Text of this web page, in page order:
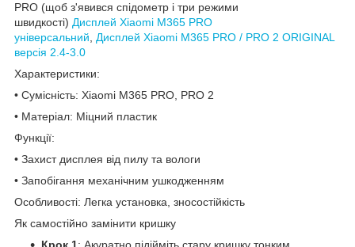
PRO (щоб з'явився спідометр і три режими
швидкості) Дисплей Xiaomi M365 PRO
універсальний, Дисплей Xiaomi M365 PRO / PRO 2 ORIGINAL
версія 2.4-3.0
Характеристики:
• Сумісність: Xiaomi M365 PRO, PRO 2
• Матеріал: Міцний пластик
Функції:
• Захист дисплея від пилу та вологи
• Запобігання механічним ушкодженням
Особливості: Легка установка, зносостійкість
Як самостійно замінити кришку